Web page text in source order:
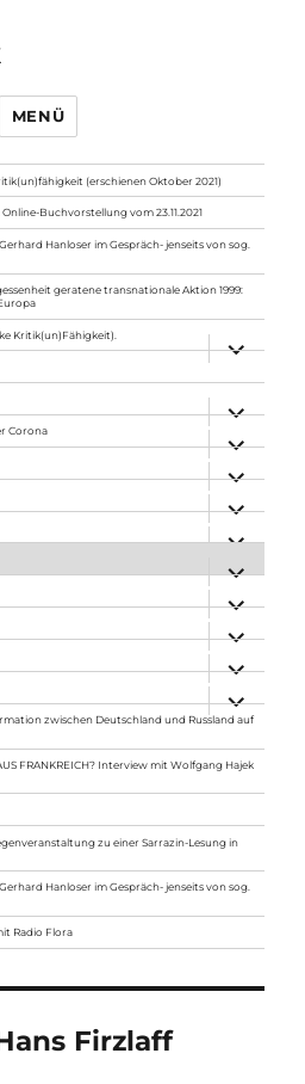
MENÜ
(erschienen Oktober 2021)
Buchvorstellung vom 23.11.2021
Hanloser im Gespräch- jenseits von sog.
geratene transnationale Aktion 1999:
Kritik(un)Fähigkeit).
anzeigen
anzeigen
Corona
anzeigen
anzeigen
anzeigen
anzeigen
anzeigen
anzeigen
anzeigen
anzeigen
zwischen Deutschland und Russland auf
FRANKREICH? Interview mit Wolfgang Hajek
zu einer Sarrazin-Lesung in
Hanloser im Gespräch- jenseits von sog.
Radio Flora
Firzlaff